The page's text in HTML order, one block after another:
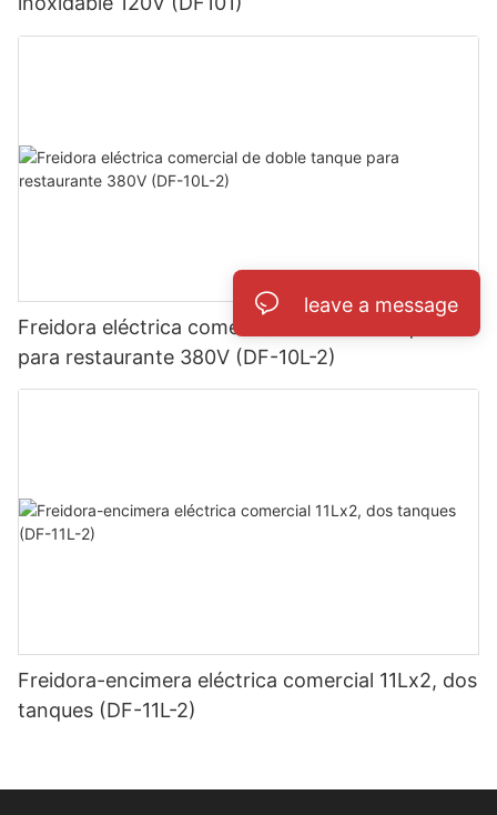
Freidora eléctrica comercial de doble tanque
para restaurante 380V (DF-10L-2)
Freidora-encimera eléctrica comercial 11Lx2, dos
tanques (DF-11L-2)
leave a message